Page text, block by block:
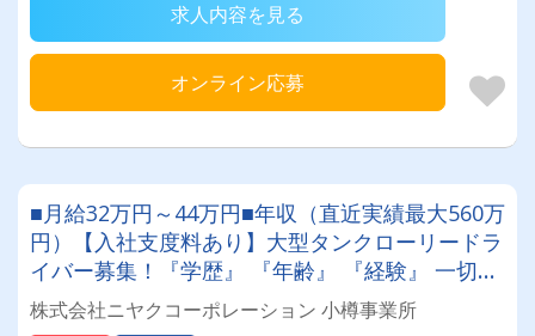
求人内容を見る
オンライン応募
■月給32万円～44万円■年収（直近実績最大560万
円）【入社支度料あり】大型タンクローリードラ
イバー募集！『学歴』 『年齢』 『経験』 一切不
問◎男女問わず活躍できる環境です。
株式会社ニヤクコーポレーション 小樽事業所